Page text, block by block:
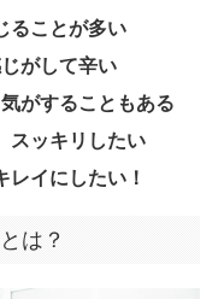
ることが多い
がして辛い
がすることもある
スッキリしたい
レイにしたい！
は？